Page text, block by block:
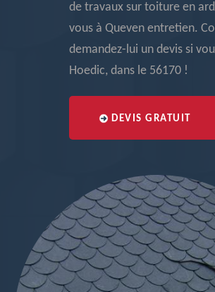
de travaux sur toiture en
vous à Queven entretien.
demandez-lui un devis si
Hoedic, dans le 56170 !
DEVIS GRATUIT